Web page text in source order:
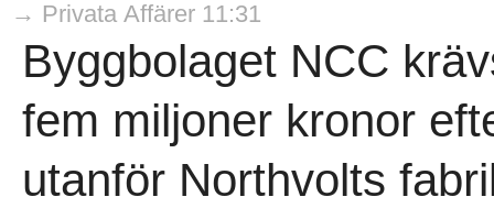
→ Privata Affärer 11:31
Byggbolaget NCC
fem miljoner kronor
utanför Northvolts